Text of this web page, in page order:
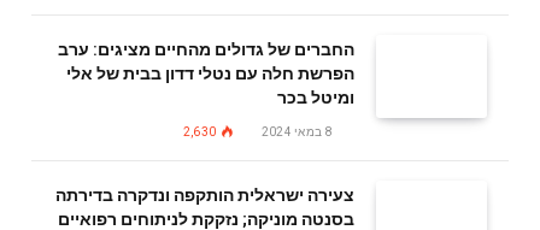
החברים של גדולים מהחיים מציגים: ערב
הפרשת חלה עם נטלי דדון בבית של אלי
ומיטל בכר
8 במאי 2024 2,630
צעירה ישראלית הותקפה ונדקרה בדירתה
בסנטה מוניקה; נזקקת לניתוחים רפואיים